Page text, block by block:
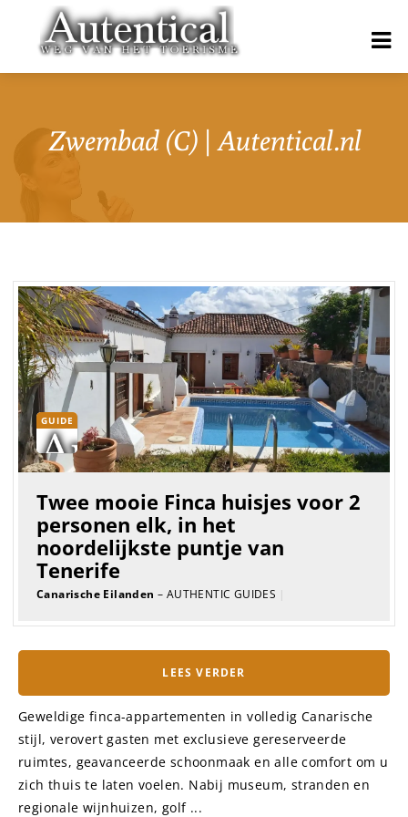
Zwembad (C) | Autentical.nl
GUIDE
Twee mooie Finca huisjes voor 2
personen elk, in het
noordelijkste puntje van
Tenerife
Canarische Eilanden – AUTHENTIC GUIDES |
LEES VERDER
Geweldige finca-appartementen in volledig Canarische
stijl, verovert gasten met exclusieve gereserveerde
ruimtes, geavanceerde schoonmaak en alle comfort om u
zich thuis te laten voelen. Nabij museum, stranden en
regionale wijnhuizen, golf ...